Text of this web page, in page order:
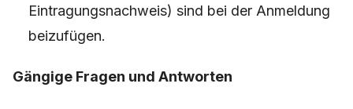
Eintragungsnachweis) sind bei der Anmeldung
beizufügen.
Gängige Fragen und Antworten